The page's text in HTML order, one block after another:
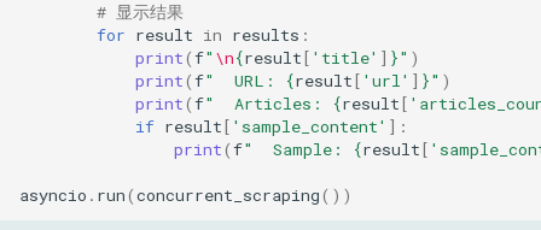
# 显示结果
for result in results :
print(f" \n{result[ 'title' ] }" )
print(f"  URL: {result[ 'url' ] }" )
print(f"  Articles: {result[
if result[ 'sample_content' ]:
print(f"  Sample: {result[
asyncio . run(concurrent_scraping())